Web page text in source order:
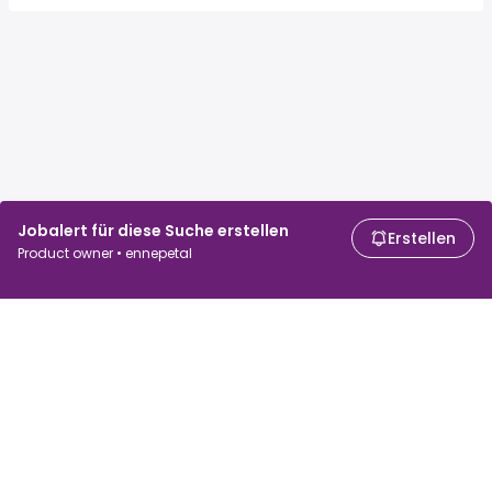
Jobalert für diese Suche erstellen
Product owner • ennepetal
Erstellen